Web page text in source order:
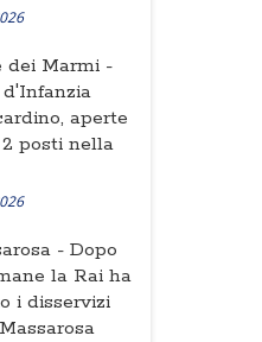
dei Marmi -
aperte
posti nella
- Dopo
la Rai ha
i disservizi